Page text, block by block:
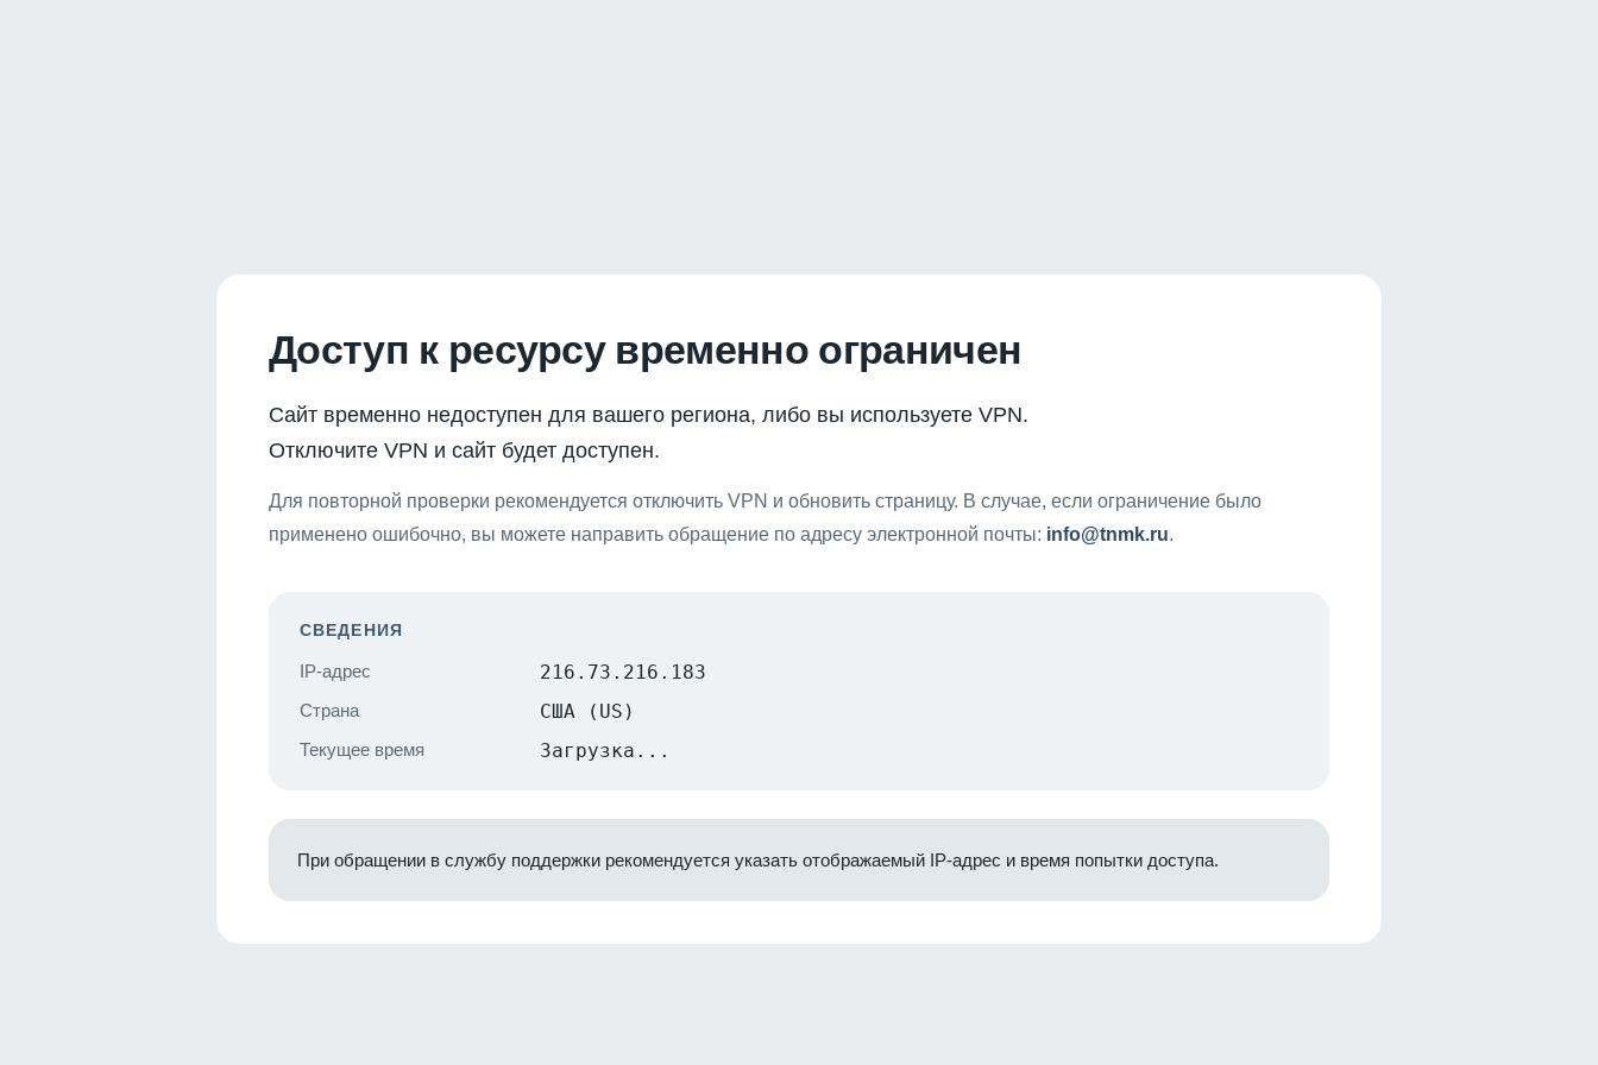
Доступ к ресурсу временно ограничен
Сайт временно недоступен для вашего региона, либо вы используете VPN.
Отключите VPN и сайт будет доступен.
Для повторной проверки рекомендуется отключить VPN и обновить страницу. В случае, если ограничение было
применено ошибочно, вы можете направить обращение по адресу электронной почты: info@tnmk.ru.
СВЕДЕНИЯ
IP-адрес 216.73.216.183
Страна США (US)
Текущее время Загрузка...
При обращении в службу поддержки рекомендуется указать отображаемый IP-адрес и время попытки доступа.